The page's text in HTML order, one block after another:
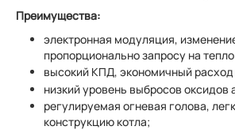
Преимущества:
электронная модуляция,
пропорционально запросу на
высокий КПД, экономичный расход
низкий уровень выбросов оксидов
регулируемая огневая голова,
конструкцию котла;